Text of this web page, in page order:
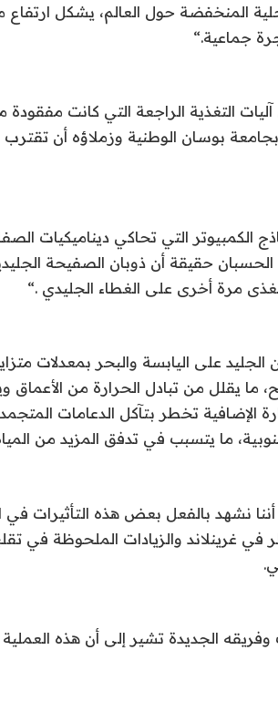
المنخفضة حول العالم، يشكل
جماعية“.
التغذية الراجعة التي كانت مفقودة
بجامعة بوسان الوطنية وزملاؤه أن
الكمبيوتر التي تحاكي ديناميكيات
الحسبان حقيقة أن ذوبان الصفيحة
مرة أخرى على الغطاء الجليدي “.
على اليابسة والبحر بمعدلات
ما يقلل من تبادل الحرارة من الأعماق
الإضافية تخطر بتآكل الدعامات
ما يتسبب في تدفق المزيد من
أننا نشهد بالفعل بعض هذه التأثيرات
غرينلاند والزيادات الملحوظة في
.